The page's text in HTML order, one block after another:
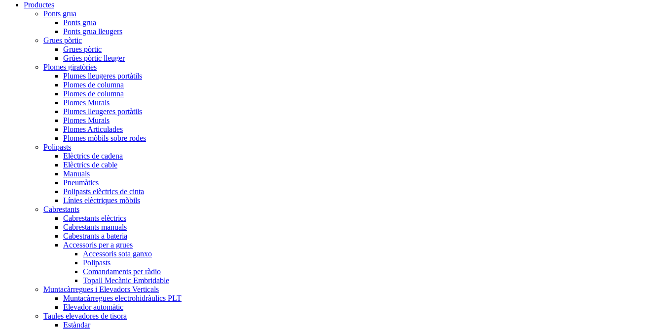
Productes
Ponts grua
Ponts grua
Ponts grua lleugers
Grues pòrtic
Grues pòrtic
Grúes pòrtic lleuger
Plomes giratòries
Plumes lleugeres portàtils
Plomes de columna
Plomes de columna
Plomes Murals
Plumes lleugeres portàtils
Plomes Murals
Plomes Articulades
Plomes mòbils sobre rodes
Polipasts
Elèctrics de cadena
Elèctrics de cable
Manuals
Pneumàtics
Polipasts elèctrics de cinta
Línies elèctriques mòbils
Cabrestants
Cabrestants elèctrics
Cabrestants manuals
Cabestrants a bateria
Accessoris per a grues
Accessoris sota ganxo
Polipasts
Comandaments per ràdio
Topall Mecànic Embridable
Muntacàrregues i Elevadors Verticals
Muntacàrregues electrohidràulics PLT
Elevador automàtic
Taules elevadores de tisora
Estàndar